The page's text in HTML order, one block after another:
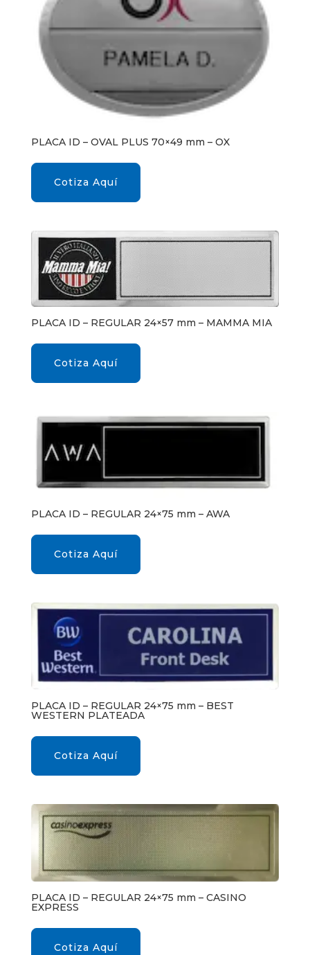
PLACA ID – OVAL PLUS 70×49 mm – OX
Cotiza Aquí
PLACA ID – REGULAR 24×57 mm – MAMMA MIA
Cotiza Aquí
PLACA ID – REGULAR 24×75 mm – AWA
Cotiza Aquí
PLACA ID – REGULAR 24×75 mm – BEST
WESTERN PLATEADA
Cotiza Aquí
PLACA ID – REGULAR 24×75 mm – CASINO
EXPRESS
Cotiza Aquí